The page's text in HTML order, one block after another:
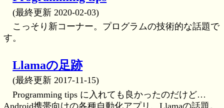
(最終更新 2020-02-03)
こっそり新コーナー。プログラムの技術的な話題で
す。
Llamaの足跡
(最終更新 2017-11-15)
Programming tips に入れても良かったのだけど…
Android携帯向けの各種自動化アプリ、Llamaの話題。